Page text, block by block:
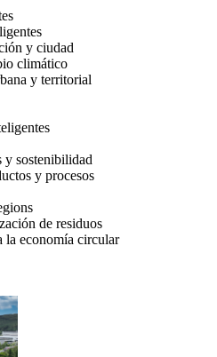
y ciudad
climático
y territorial
y sostenibilidad
y procesos
de residuos
la economía circular